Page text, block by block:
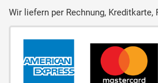
Wir liefern per Rechnung, Kreditkarte,